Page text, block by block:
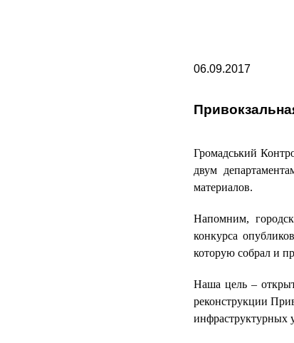
06.09.2017
Громадський
двум
материалов.
Напомним,
конкурса
которую собрал и
Наша цель –
реконструкции
инфраструктурных